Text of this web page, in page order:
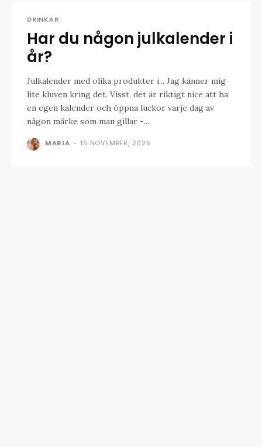
DRINKAR
Har du någon julkalender i
år?
Julkalender med olika produkter i... Jag känner mig
lite kluven kring det. Visst, det är riktigt nice att ha
en egen kalender och öppna luckor varje dag av
någon märke som man gillar -...
MARIA - 15 NOVEMBER, 2025